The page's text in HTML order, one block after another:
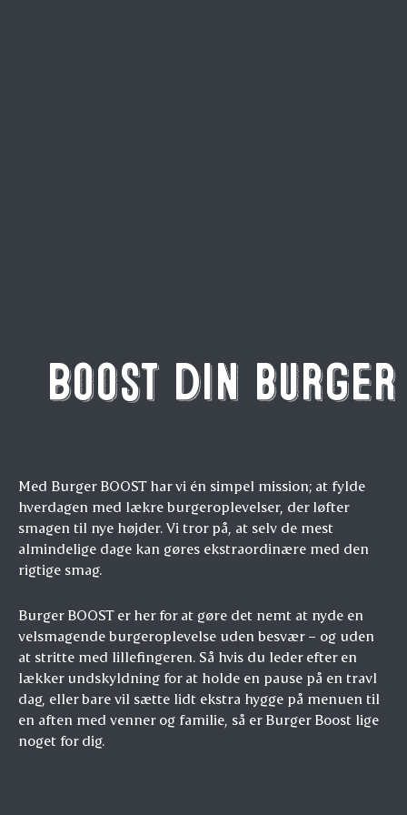
Boost din burger
Med Burger BOOST har vi én simpel mission; at fylde
hverdagen med lækre burgeroplevelser, der løfter
smagen til nye højder. Vi tror på, at selv de mest
almindelige dage kan gøres ekstraordinære med den
rigtige smag.
Burger BOOST er her for at gøre det nemt at nyde en
velsmagende burgeroplevelse uden besvær – og uden
at stritte med lillefingeren. Så hvis du leder efter en
lækker undskyldning for at holde en pause på en travl
dag, eller bare vil sætte lidt ekstra hygge på menuen til
en aften med venner og familie, så er Burger Boost lige
noget for dig.